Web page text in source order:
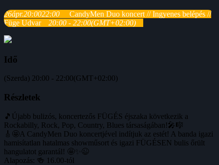
26ápr.20:0022:00
CandyMen Duo koncert // Ingyenes belépés //
Füge Udvar
20:00 - 22:00(GMT+02:00)
Idő
(Szerda) 20:00 - 22:00(GMT+02:00)
Részletek
🎵Újabb bulizós, koncertezős FÜGÉS éjszaka következik a
Rockabilly, Rock, Pop, Country, Blues társaságában!🎤🎼
🎸🤩A CandyMen Duo koncertjével indítjuk az estét! A banda igazi
hamisítatlan hatalmas showműsort és igazi FÜGÉSEN bulis őrült
hangulatot garantál! 🤩✨😉
Alapozás: 🍻 16.00-tól